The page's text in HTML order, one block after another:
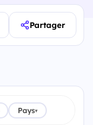
Partager
Pays▾